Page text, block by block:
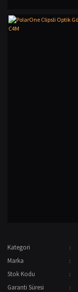
Kategori
Marka
Stok Kodu
Garanti Süresi